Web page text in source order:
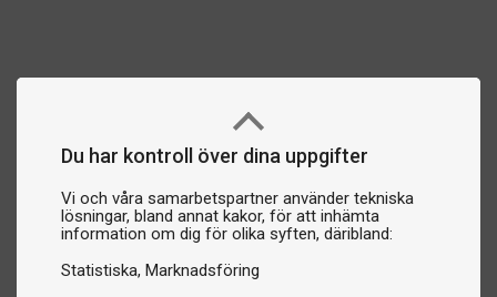
Du har kontroll över dina uppgifter
Vi och våra samarbetspartner använder tekniska
lösningar, bland annat kakor, för att inhämta
information om dig för olika syften, däribland:
Statistiska Marknadsföring